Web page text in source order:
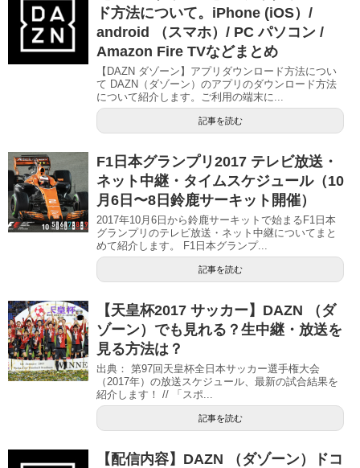
ド方法について。iPhone (iOS）/
android （スマホ）/ PC パソコン /
Amazon Fire TVなどまとめ
【DAZN ダゾーン】アプリダウンロード方法につい
て DAZN（ダゾーン）のアプリのダウンロード方法
について紹介します。ご利用の端末に...
記事を読む
F1日本グランプリ2017 テレビ放送・
ネット中継・タイムスケジュール（10
月6日〜8日鈴鹿サーキット開催）
2017年10月6日から鈴鹿サーキットで始まるF1日本
グランプリのテレビ放送・ネット中継についてまと
めて紹介します。 F1日本グランプ...
記事を読む
【天皇杯2017 サッカー】DAZN （ダ
ゾーン）でも見れる？生中継・放送を
見る方法は？
出典： 第97回天皇杯全日本サッカー選手権大会
（2017年）の放送スケジュール、最新の試合結果を
紹介します！ // 「スポ...
記事を読む
【配信内容】DAZN （ダゾーン）ドコ